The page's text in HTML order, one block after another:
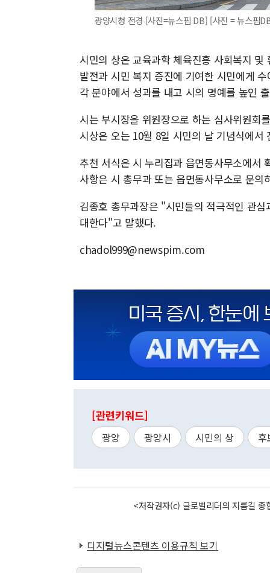
광양시청 전경 [사진=뉴스핌 DB] [사진 = 뉴스핌
시민의 상은 교육과학 체육진흥 사회복지
발전과 시민 복지 증진에 기여한 시민에게
각 분야에서 성과를 내고 시의 명예를 높인
시는 부시장을 위원장으로 하는 심사위원회
시상은 오는 10월 8일 시민의 날 기념식에서
추천 서식은 시 누리집과 읍면동사무소에서
사항은 시 총무과 또는 읍면동사무소로 문의
김종호 총무과장은 "시민들의 적극적인 관
대한다"고 말했다.
chadol999@newspim.com
[관련키워드]
광양 광양시 시민의 상 후
<저작권자(c) 글로벌리더의 지름길
디지털뉴스콘텐츠 이용규칙 보기